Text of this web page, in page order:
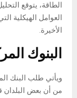
الطاقة، يتوقع
العوامل الهيكلية
الأخيرة.
البنوك
ويأتي طلب البنك
من أن بعض البلدان